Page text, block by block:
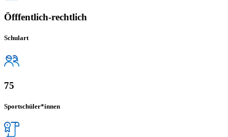
Öfffentlich-rechtlich
Schulart
75
Sportschüler*innen